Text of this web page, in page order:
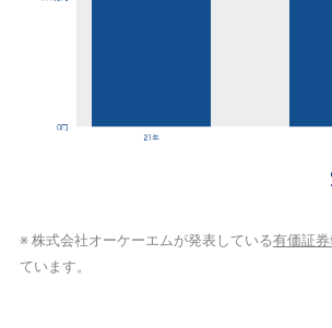
※ 株式会社オーケーエムが発表している有価証
ています。